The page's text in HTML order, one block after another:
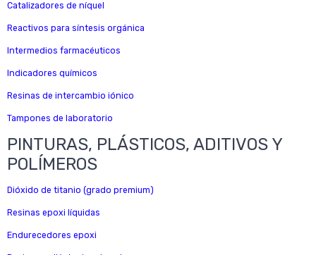
Catalizadores de níquel
Reactivos para síntesis orgánica
Intermedios farmacéuticos
Indicadores químicos
Resinas de intercambio iónico
Tampones de laboratorio
PINTURAS, PLÁSTICOS, ADITIVOS Y
POLÍMEROS
Dióxido de titanio (grado premium)
Resinas epoxi líquidas
Endurecedores epoxi